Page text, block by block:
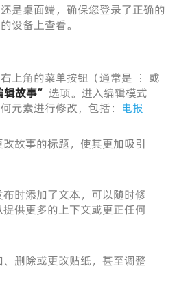
是桌面端，确保您登录了正确的
设备上查看。
上角的菜单按钮（通常是 ⋮ 或
辑故事” 选项。进入编辑模式
元素进行修改，包括： 电报
故事的标题，使其更加吸引
布时添加了文本，可以随时修
供更多的上下文或更正任何
删除或更改贴纸，甚至调整